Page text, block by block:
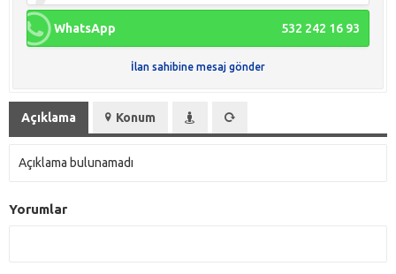
WhatsApp 532 242 16 93
İlan sahibine mesaj gönder
Açıklama Konum
Açıklama bulunamadı
Yorumlar